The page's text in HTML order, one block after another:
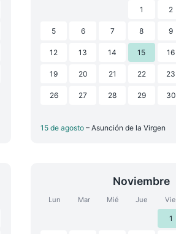
1 2
5 6 7 8 9
12 13 14 15 16
19 20 21 22 23
26 27 28 29 30
15 de agosto – Asunción de la Virgen
Noviembre
Lun Mar Mié Jue Vie
1